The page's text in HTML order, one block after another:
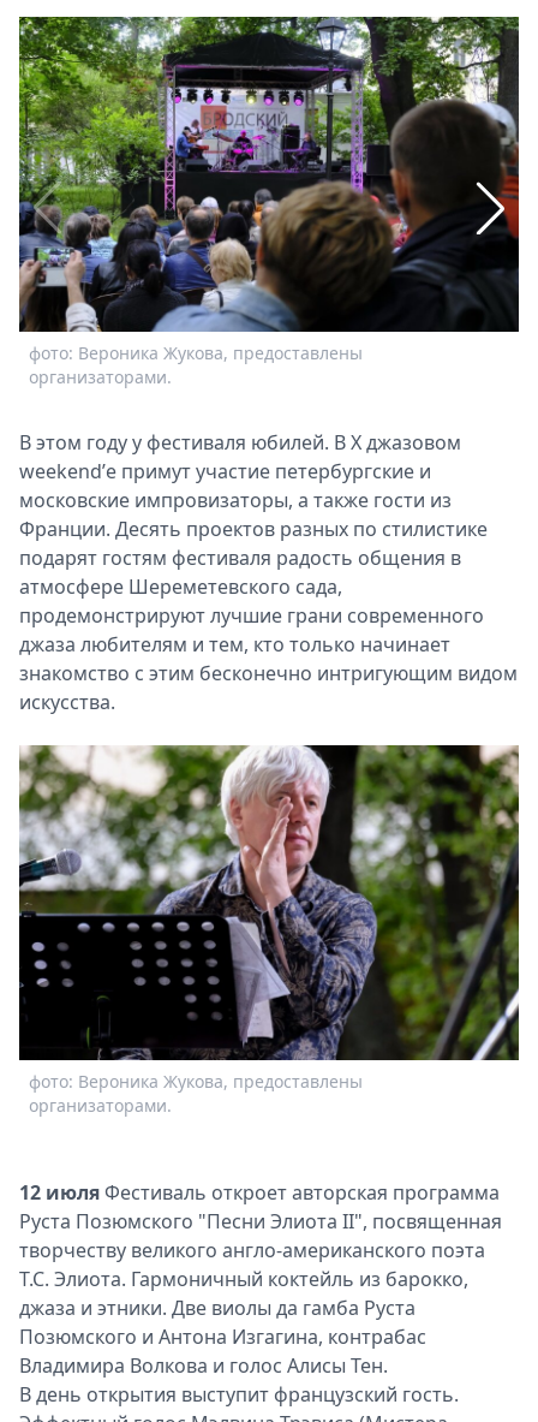
Кино
Афиша
Книги
Выставки
Пресс-
релизы
О
Metro
Стримы
Спецпроекты
Звезды
Выборы
Скачай
Metro
фото: Вероника Жукова, предоставлены
организаторами.
В этом году у фестиваля юбилей. В X джазовом
weekend’е примут участие петербургские и
московские импровизаторы, а также гости из
Франции. Десять проектов разных по стилистике
подарят гостям фестиваля радость общения в
атмосфере Шереметевского сада,
продемонстрируют лучшие грани современного
джаза любителям и тем, кто только начинает
знакомство с этим бесконечно интригующим видом
искусства.
фото: Вероника Жукова, предоставлены
организаторами.
12 июляФестиваль откроет авторская программа
Руста Позюмского "Песни Элиота II", посвященная
творчеству великого англо-американского поэта
Т.С. Элиота. Гармоничный коктейль из барокко,
джаза и этники. Две виолы да гамба Руста
Позюмского и Антона Изгагина, контрабас
Владимира Волкова и голос Алисы Тен.
В день открытия выступит французский гость.